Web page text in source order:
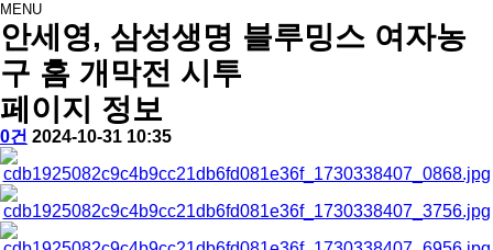
MENU
photo
안세영, 삼성생명 블루밍스 여자농
구 홈 개막전 시투
페이지 정보
작
성
자
배
드
민
턴
코
리
댓
글
0건 작
일
2024-10-31 10:35
본
문